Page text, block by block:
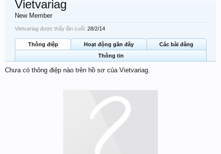
Vietvariag
New Member
Vietvariag được thấy lần cuối: 28/2/14
Thông điệp Hoạt động gần đây
Các bài đăng
Thông tin
Chưa có thông điệp nào trên hồ sơ của Vietvariag.